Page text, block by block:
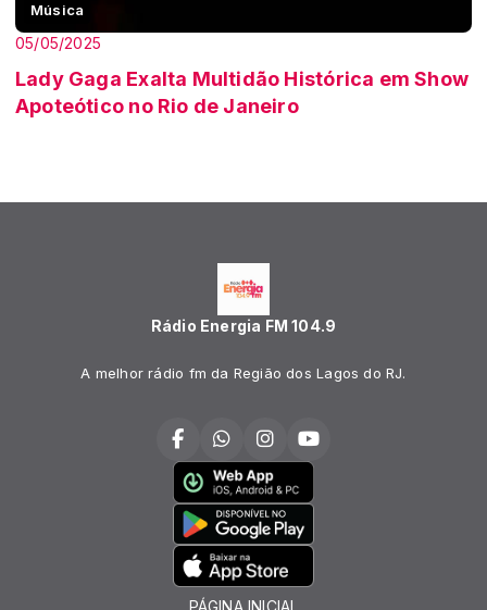
Música
05/05/2025
Lady Gaga Exalta Multidão Histórica em Show
Apoteótico no Rio de Janeiro
Rádio Energia FM 104.9
A melhor rádio fm da Região dos Lagos do RJ.